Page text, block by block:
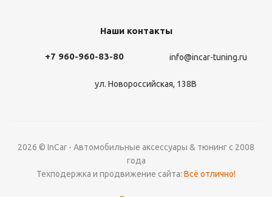
Наши контакты
+7 960-960-83-80 info@incar-tuning.ru
ул. Новороссийская, 138В
2026 © InCar - Автомобильные аксессуары & тюнинг с 2008
года
Техподержка и продвижение сайта: Всё отлично!